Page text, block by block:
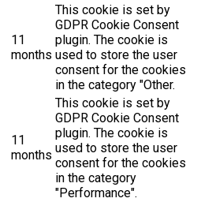
11
months
This cookie is set by
GDPR Cookie Consent
plugin. The cookie is
used to store the user
consent for the cookies
in the category "Other.
11
months
This cookie is set by
GDPR Cookie Consent
plugin. The cookie is
used to store the user
consent for the cookies
in the category
"Performance".